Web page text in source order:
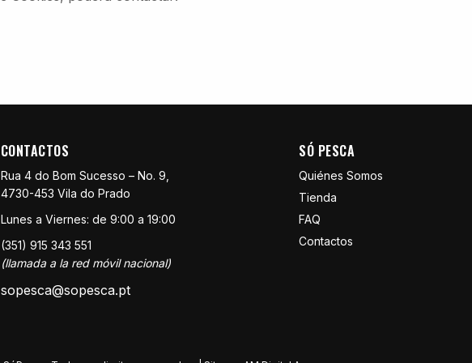
CONTACTOS
Rua 4 do Bom Sucesso – No. 9,
4730-453 Vila do Prado
Lunes a Viernes: de 9:00 a 19:00
(351) 915 343 551
(llamada a la red móvil nacional)
sopesca@sopesca.pt
SÓ PESCA
Quiénes Somos
Tienda
FAQ
Contactos